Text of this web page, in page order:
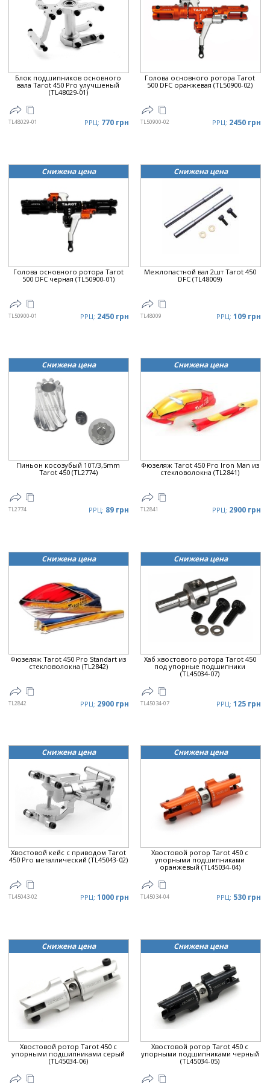
▲
Цена ▼
Блок подшипников основного
вала Tarot 450 Pro улучшеный
(TL48029-01)
TL48029-01 РРЦ: 770 грн
Голова основного ротора Tarot
500 DFC оранжевая (TL50900-02)
TL50900-02 РРЦ: 2450 грн
Снижена цена
Голова основного ротора Tarot
500 DFC черная (TL50900-01)
TL50900-01 РРЦ: 2450 грн
Снижена цена
Межлопастной вал 2шт Tarot 450
DFC (TL48009)
TL48009 РРЦ: 109 грн
Снижена цена
Пиньон косозубый 10T/3,5mm
Tarot 450 (TL2774)
TL2774 РРЦ: 89 грн
Снижена цена
Фюзеляж Tarot 450 Pro Iron Man из
стекловолокна (TL2841)
TL2841 РРЦ: 2900 грн
Снижена цена
Фюзеляж Tarot 450 Pro Standart из
стекловолокна (TL2842)
TL2842 РРЦ: 2900 грн
Снижена цена
Хаб хвостового ротора Tarot 450
под упорные подшипники
(TL45034-07)
TL45034-07 РРЦ: 125 грн
Снижена цена
Хвостовой кейс с приводом Tarot
450 Pro металлический (TL45043-02)
TL45043-02 РРЦ: 1000 грн
Снижена цена
Хвостовой ротор Tarot 450 с
упорными подшипниками
оранжевый (TL45034-04)
TL45034-04 РРЦ: 530 грн
Снижена цена
Хвостовой ротор Tarot 450 с
упорными подшипниками серый
(TL45034-06)
Снижена цена
Хвостовой ротор Tarot 450 с
упорными подшипниками черный
(TL45034-05)